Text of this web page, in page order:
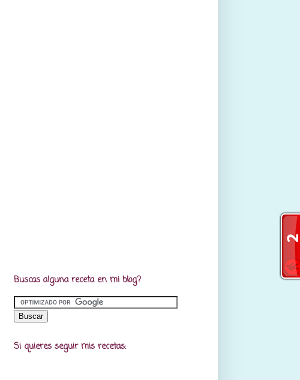
Buscas alguna receta en mi blog?
Si quieres seguir mis recetas: